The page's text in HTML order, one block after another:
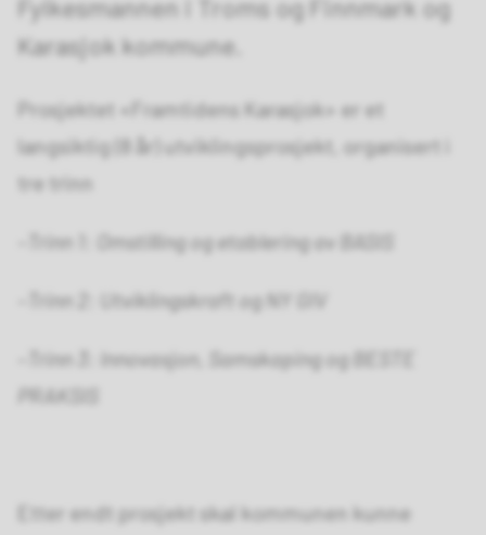
Fylkesmannen i Troms og Finnmark og
Karasjok kommune.
Prosjektet «Framtidens Karasjok» er et
langsiktig (8 år) utviklingsprosjekt, organisert i
tre trinn
–Trinn 1: Omstilling og etablering av BASIS
–Trinn 2: Utviklingskraft og NY GIV
–Trinn 3: Innovasjon, Samskaping og BESTE
PRAKSIS
Etter endt prosjekt skal kommunen kunne